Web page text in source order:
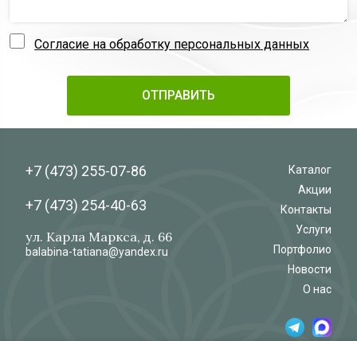
Согласие на обработку персональных данных
+7 (473) 255-07-86
+7 (473) 254-40-63
ул. Карла Маркса, д. 66
balabina-tatiana@yandex.ru
Каталог
Акции
Контакты
Услуги
Портфолио
Новости
О нас